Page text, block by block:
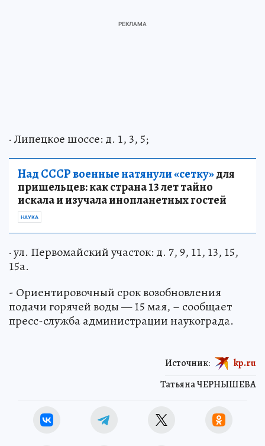
· Липецкое шоссе: д. 1, 3, 5;
Над СССР военные натянули «сетку»для
пришельцев: как страна 13 лет тайно
искала и изучала инопланетных гостей
НАУКА
· ул. Первомайский участок: д. 7, 9, 11, 13, 15,
15а.
- Ориентировочный срок возобновления
подачи горячей воды — 15 мая, – сообщает
пресс-служба администрации наукограда.
Татьяна ЧЕРНЫШЕВА
Источник: kp.ru